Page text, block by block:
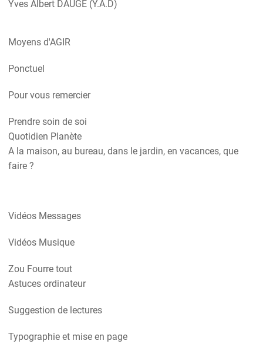
Yves Albert DAUGE (Y.A.D)
Moyens d'AGIR
Ponctuel
Pour vous remercier
Prendre soin de soi
Quotidien Planète
A la maison, au bureau, dans le jardin, en vacances, que
faire ?
Vidéos Messages
Vidéos Musique
Zou Fourre tout
Astuces ordinateur
Suggestion de lectures
Typographie et mise en page